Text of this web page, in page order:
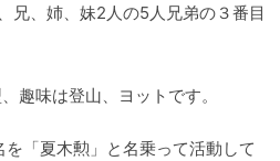
兄、姉、妹2人の5人兄弟の３番目
趣味は登山、ヨットです。
「夏木勲」と名乗って活動して